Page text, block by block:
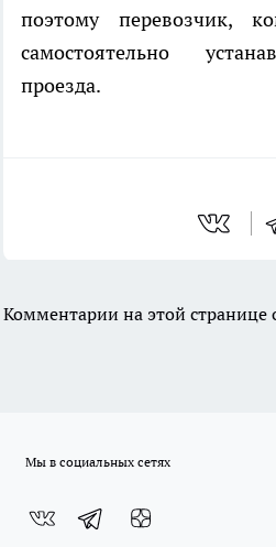
поэтому перевозчик,
самостоятельно
проезда.
Комментарии на этой
Мы в социальных сетях